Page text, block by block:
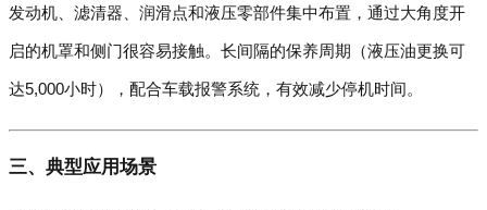
发动机、滤清器、润滑点和液压零部件集中布置，通过大角度开
启的机罩和侧门很容易接触。长间隔的保养周期（液压油更换可
达5,000小时），配合车载报警系统，有效减少停机时间。
三、典型应用场景